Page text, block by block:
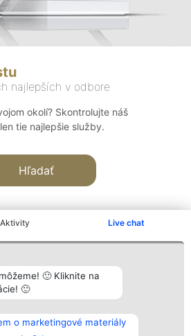
Live chat
🙂 Kliknite na
🙂
o marketingové materiály
najlepších v odbore
okolí? Skontrolujte náš
tie najlepšie služby.
Hľadať
Hodnotenie
Laureáti
Lista
Laureatów
Podmienky
Obchodné
Kontakt
Kontakt